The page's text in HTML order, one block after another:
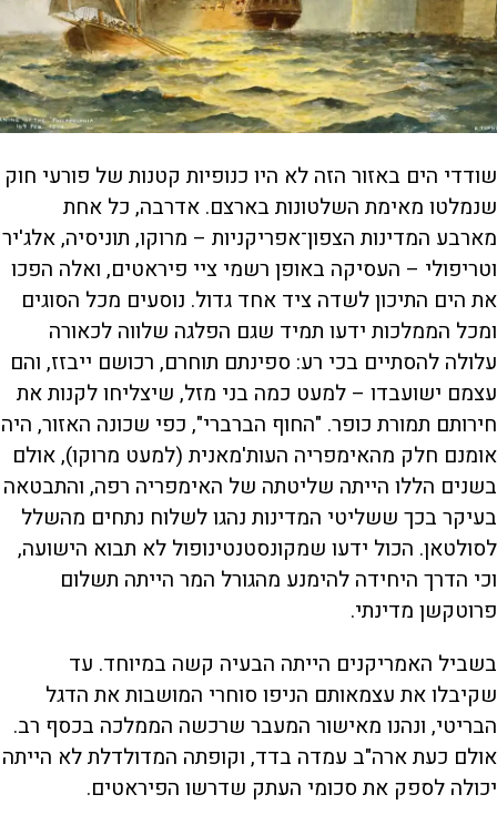
שודדי הים באזור הזה לא היו כנופיות קטנות של פורעי חוק
שנמלטו מאימת השלטונות בארצם. אדרבה, כל אחת
מארבע המדינות הצפון־אפריקניות – מרוקו, תוניסיה, אלג'יר
וטריפולי – העסיקה באופן רשמי ציי פיראטים, ואלה הפכו
את הים התיכון לשדה ציד אחד גדול. נוסעים מכל הסוגים
ומכל הממלכות ידעו תמיד שגם הפלגה שלווה לכאורה
עלולה להסתיים בכי רע: ספינתם תוחרם, רכושם ייבזז, והם
עצמם ישועבדו – למעט כמה בני מזל, שיצליחו לקנות את
חירותם תמורת כופר. "החוף הברברי", כפי שכונה האזור, היה
אומנם חלק מהאימפריה העות'מאנית (למעט מרוקו), אולם
בשנים הללו הייתה שליטתה של האימפריה רפה, והתבטאה
בעיקר בכך ששליטי המדינות נהגו לשלוח נתחים מהשלל
לסולטאן. הכול ידעו שמקונסטנטינופול לא תבוא הישועה,
וכי הדרך היחידה להימנע מהגורל המר הייתה תשלום
פרוטקשן מדינתי.
בשביל האמריקנים הייתה הבעיה קשה במיוחד. עד
שקיבלו את עצמאותם הניפו סוחרי המושבות את הדגל
הבריטי, ונהנו מאישור המעבר שרכשה הממלכה בכסף רב.
אולם כעת ארה"ב עמדה בדד, וקופתה המדולדלת לא הייתה
יכולה לספק את סכומי העתק שדרשו הפיראטים.